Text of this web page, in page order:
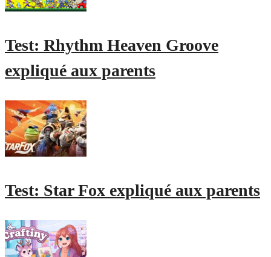
Test: Rhythm Heaven Groove
expliqué aux parents
Test: Star Fox expliqué aux parents